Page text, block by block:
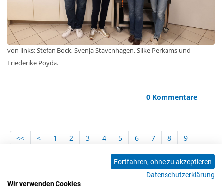
von links: Stefan Bock, Svenja Stavenhagen, Silke Perkams und
Friederike Poyda.
0 Kommentare
<< < 1 2 3 4 5 6 7 8
9
15 16 17
18
24 25 26
27
28
29 30 31
Fortfahren, ohne zu akzeptieren
Datenschutzerklärung
Wir verwenden Cookies